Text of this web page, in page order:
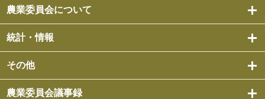
農業委員会について
統計・情報
その他
農業委員会議事録